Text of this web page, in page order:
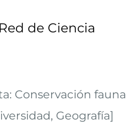
de Ciencia
Conservación fauna
Geografía]